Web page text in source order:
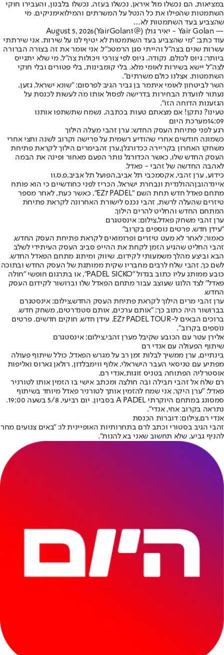
במציאות, הם נכשלו מול איראן, נכשלו בעזה, נכשלו בלבנון, והעבירו חוקי
השתמטות שהפילו את כל הנטל על המשרתים והמילואימניקים. מי
שהצביע בעד השתמטות לא…
— Yair Golan - יאיר גולן (@YairGolan1)
August 5, 2026
עוד כתב: "מי שהצביע בעד השתמטות לא יטיף לנו על שירות. אני שירתתי
עשרות שנים בצה״ל והייתי סגן הרמטכ״ל. אני אומר את זה בצורה הברורה
ביותר: גיוס לכולם. נקודה. גיוס לפי צורכי ויכולות צה״ל. מי שלא יתגייס
לצה״ל יישא בשירות לאומי מלא. בלי קומבינות, בלי פטורים ובלי חוקי
השתמטות. אצלנו כולם משרתים".
השר לביטחון לאומי איתמר בן גביר הגיב לפרסום: "שונא ישראל, גזען.
נעתור לוועדת הבחירות בדרישה לפסול אותו מה לעשות לכנסת על
הגזענות הדוחה הזו".
טעינו? נתקן! אם מצאתם טעות בכתבה, נשמח שתשתפו אותנו
14:09מערכת היום
רגע לפני פתיחת העסק החדש: ערן זהבי מעלה הילוך
כשמונה חודשים אחרי שהודיע רשמית על פרישה וקרוב לשנה וחצי אחרי
משחקו האחרון בקריירה ככדורגלן,ערן זהבימרים הילוך לקראת פתיחת
העסק החדש שלו, כאשר הכדורגל נותר הפעם מאחור ופינה את הבמה
לאהבה החדשה של זהבי - פאדל.
כידוע, ערן זהבי, אקסמכבי תל אביב,הפועל תל אביב,פ.ס.וו
איינדהובןההולנדית ונבחרת ישראל, הכריז לפני כחודשיים כי הוא פותח
מתחם פאדל חדש תחת השם "EZ7 PADEL", כאשר כעת, לאחר מספר
טיזרים שהעלה לרשת, זהבי נכנס לישורת האחרונה לקראת פתיחת
המתחם החדש והחליט להרים הילוך.
ערן זהבי משחק פאדל,צילום: אינסטגרם
"עידן חדש, פרטים נוספים בקרוב"
כאמור, לאחר לא מעט טיזרים ופרומואים לקראת פתיחת העסק החדש,
זהבי החליט שהגיע הזמן לקחת את ההייפ סביב העסק העיתידי לשלב
הבא וביצע מהלך משמעותי לקידום, שיווק ומיתוג מתחם הפאדל החדש.
לשם כך, זהבי שלח לרבים מחבריו שקית ממותגת של העסק החדש ובתוכה
כובע ממותג עליו כתוב בגדול "PADEL SICKO", או בתרגום חופשי "חולה
פאדל" לצד הלוגו שעוצב עבור מתחם הפאדל שלו וברושור לקידום העסק
החדש.
ערן זהבי מרים הילוך לקראת פתיחת העסק החדש,צילום: אינסטגרם
בברושור היה כתוב כך: "אותם ערכים, אותם סטנדרטים, משחק חדש.
ברוכים הבאים ל-EZ7 PADEL TOUR. עידן חדש, חוקים חדשים. פרטים
נוספים בקרוב".
אלירן עטר עם הכובע שקיבל מערן זהבי,צילום: אינסטגרם
שיתוף הפעולה עם אנדי רם
בינתיים, ערן ממשיך לבלות זמן רב על מגרש הפאדל, כולל שיתוף פעולה
מפתיע עם טניסאי העבר הישראלי, אלוף ווימבלדון, רולאן גארוס ואליפות
אוסטרליה הפתוחה בטניס זוגות,אנדי רם.
רם שלח אל זהבי חבילה ובה חולצה ומכתב אישי בו הזמין אותו לטורניר
פאדל: "ערן היקר, אני שמח להזמין אותך לטורניר פאדל מיוחד בשיתוף
סמסונג במתחם היוקרתי A PADEL בסביון. יום רביעי, 5/8 בשעה 19:00.
נתראה בקרוב אחי, אנדי".
אנדי רם,צילום: דוברות הכנסת
זהבי הגיב בסטורי וכתב לרם בתחרותיות האופיינית לו: "באים צנועים מחר
להניף גביע, שלא תחשוב שאני בא להנות".